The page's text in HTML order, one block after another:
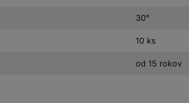
30°
10 ks
od 15 rokov